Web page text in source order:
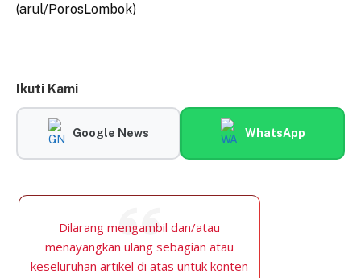
(arul/PorosLombok)
Ikuti Kami
Google News WhatsApp
Dilarang mengambil dan/atau
menayangkan ulang sebagian atau
keseluruhan artikel di atas untuk konten